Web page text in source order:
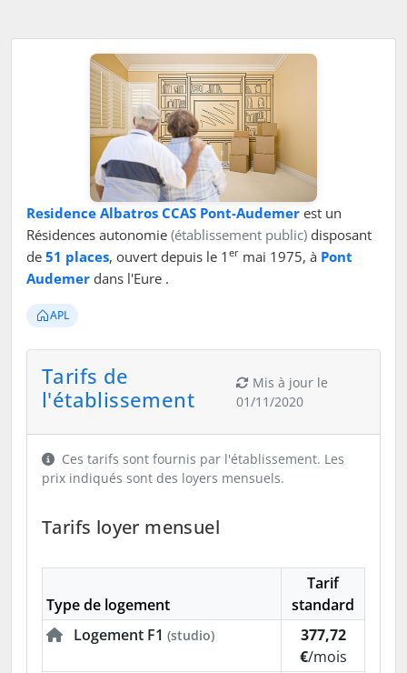
Residence Albatros CCAS Pont-Audemer est un
Résidences autonomie (établissement public) disposant
de 51 places, ouvert depuis le 1 er mai 1975, à Pont
Audemer dans l'Eure .
APL
Tarifs de
l'établissement
Mis à jour le
01/11/2020
Ces tarifs sont fournis par l'établissement. Les
prix indiqués sont des loyers mensuels.
Tarifs loyer mensuel
Type de logement
Tarif
standard
Logement F1 (studio)
377,72
€/mois